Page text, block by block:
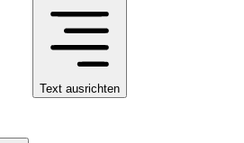
Text ausrichten